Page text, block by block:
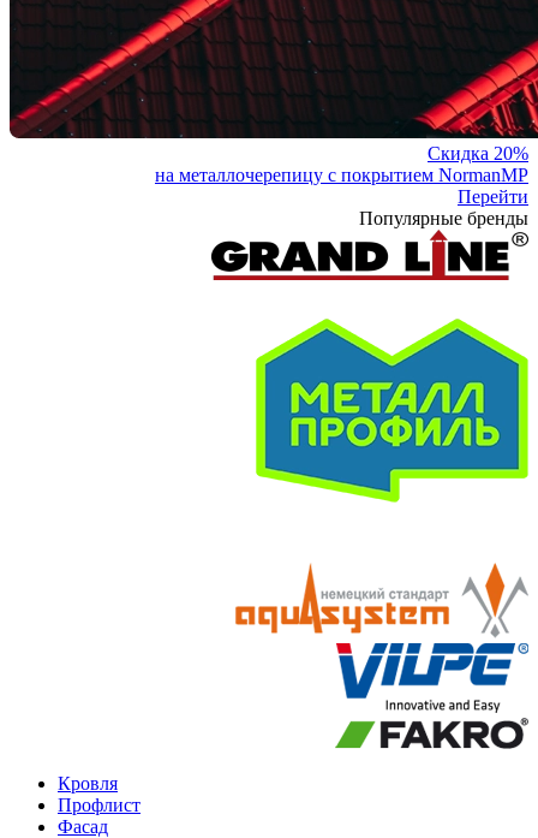
Скидка 20%
на металлочерепицу с покрытием NormanMP
Перейти
Популярные бренды
Кровля
Профлист
Фасад